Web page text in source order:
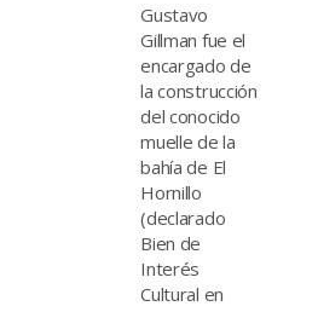
Gustavo
Gillman fue el
encargado de
la construcción
del conocido
muelle de la
bahía de El
Hornillo
(declarado
Bien de
Interés
Cultural en